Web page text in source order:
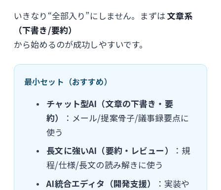
いきなり“全部入り”にしません。まずは文章系
（下書き/要約）
から始めるのが成功しやすいです。
最小セット（おすすめ）
チャット型AI（文章の下書き・要
約）
：メール/提案骨子/議事録要点に
使う
長文に強いAI（要約・レビュー）
：規
程/仕様/長文の読み解きに使う
AI統合エディタ（開発支援）
：実装や